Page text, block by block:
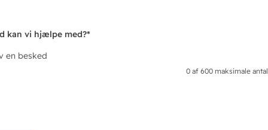
kan vi hjælpe med?*
en besked
0 af 600 maksimale